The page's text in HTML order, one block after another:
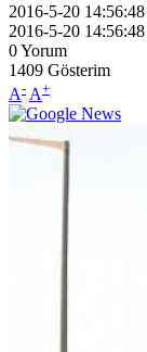
2016-5-20 14:56:48
2016-5-20 14:56:48
0Yorum
1409 Gösterim
A- A+